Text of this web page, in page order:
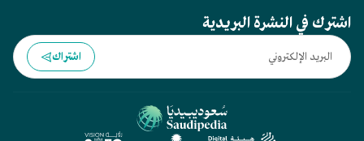
اشترك في النشرة البريدية
اشتراك